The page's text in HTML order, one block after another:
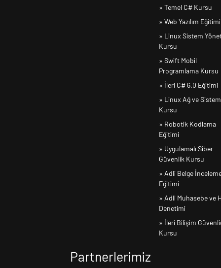
» Temel C# Kursu
» Web Yazılım Eğitimi
» Linux Sistem
Kursu
» Swift Mobil
Programlama Kursu
» İleri C# 6.0 Eğitimi
» Linux Ağ ve Sistem
Kursu
» Robotik Kodlama
Eğitimi
» Uygulamalı Siber
Güvenlik Kursu
» Adli Belge
Eğitimi
» Adli Muhasebe ve
Denetimi
» İleri Bilişim
Kursu
Partnerlerimiz